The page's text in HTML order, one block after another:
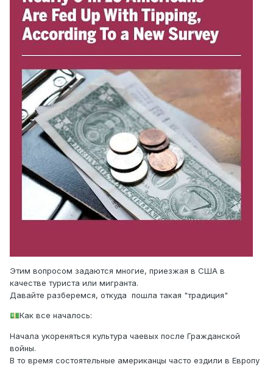
Этим вопросом задаются многие, приезжая в США в
качестве туриста или мигранта.
Давайте разберемся, откуда пошла такая "традиция"
💵Как все началось:
Начала укореняться культура чаевых после Гражданской
войны.
В то время состоятельные американцы часто ездили в Европу